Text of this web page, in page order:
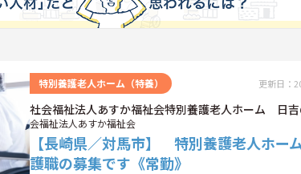
特別養護老人ホーム（特養） 更新日：
社会福祉法人あすか福祉会特別養護老人ホーム 日吉
会福祉法人あすか福祉会
【長崎県／対馬市】 特別養護老人ホー
護職の募集です《常勤》